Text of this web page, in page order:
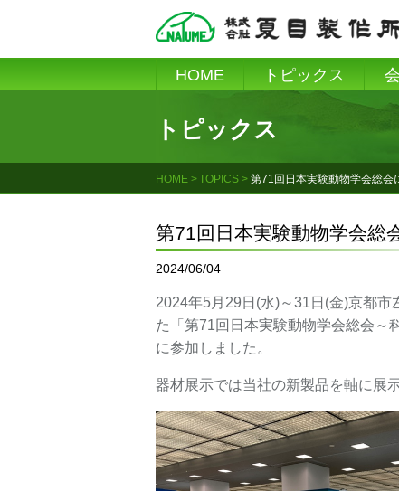
content
HOME トピックス
トピックス
HOME TOPICS 第71回日本実験動物学会総会
第71回日本実験動物学会総
2024/06/04
2024年5月29日(水)～31日(金)京都
た「第71回日本実験動物学会総会～
に参加しました。
器材展示では当社の新製品を軸に展